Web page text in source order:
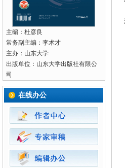
主编：杜彦良
常务副主编：李术才
主办：山东大学
出版单位：山东大学出版社有限公
司
在线办公